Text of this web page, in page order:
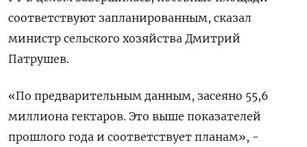
соответствуют запланированным, сказал
министр сельского хозяйства Дмитрий
Патрушев.
«По предварительным данным, засеяно 55,6
миллиона гектаров. Это выше показателей
прошлого года и соответствует планам», -